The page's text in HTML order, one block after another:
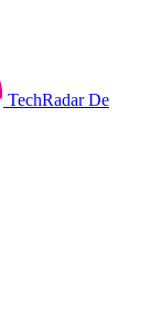
TechRadar De